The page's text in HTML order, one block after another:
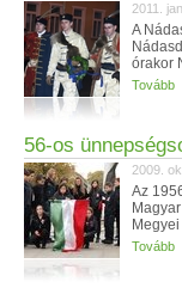
2011.
A
órakor
Tovább
56-os
2009.
Az
Tovább